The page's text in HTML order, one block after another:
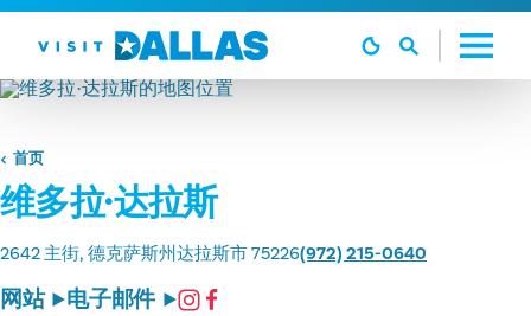
跳转到内容
首页
维多拉·达拉斯
2642 主街 德克萨斯州达拉斯市 75226(972) 215-0640
网站 电子邮件